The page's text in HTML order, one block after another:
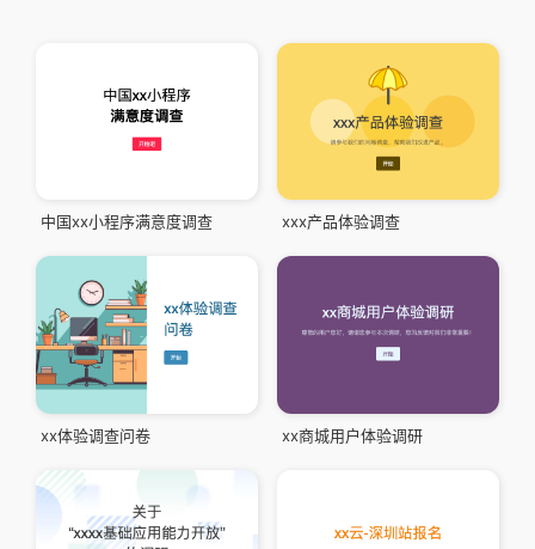
中国xx小程序满意度调查 xxx产品体验调查
xx体验调查问卷 xx商城用户体验调研